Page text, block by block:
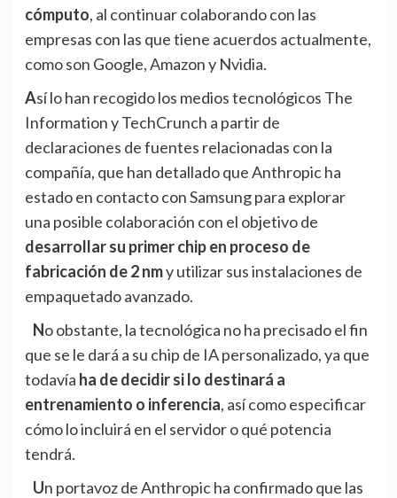
cómputo, al continuar colaborando con las
empresas con las que tiene acuerdos actualmente,
como son Google, Amazon y Nvidia.
Así lo han recogido los medios tecnológicos The
InformationyTechCrunch a partir de
declaraciones de fuentes relacionadas con la
compañía, que han detallado que Anthropic ha
estado en contacto con Samsung para explorar
una posible colaboración con el objetivo de
desarrollar su primer chip en proceso de
fabricación de 2 nmy utilizar sus instalaciones de
empaquetado avanzado.
No obstante, la tecnológica no ha precisado el fin
que se le dará a su chip de IA personalizado, ya que
todavía ha de decidir si lo destinará a
entrenamiento o inferencia, así como especificar
cómo lo incluirá en el servidor o qué potencia
tendrá.
Un portavoz de Anthropic ha confirmado que las